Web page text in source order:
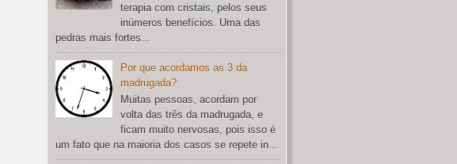
terapia com cristais, pelos seus
inúmeros benefícios. Uma das
pedras mais fortes...
Por que acordamos as 3 da
madrugada?
Muitas pessoas, acordam por
volta das três da madrugada, e
ficam muito nervosas, pois isso é
um fato que na maioria dos casos se repete in...